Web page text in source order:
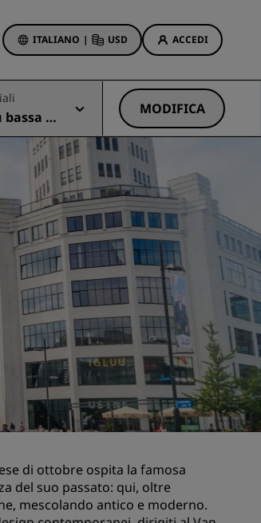
ITALIANO | USD ACCEDI
Offerte di hotel
Scopri le nostre offerte
Per la tua prima prenotazione,
meriti un regalo
Deals of the Day
Prenota in anticipo
Scopri i nostri pacchetti
Idee di viaggio
Hotel per famiglie
Rad Pets
Sedi per matrimoni
Soggiorni sostenibili
Viaggiatore d'affari
Hotel nel centro città
Visita il nostro blog
di
MODIFICA
di ottobre ospita la famosa
del suo passato: qui, oltre
mescolando antico e moderno.